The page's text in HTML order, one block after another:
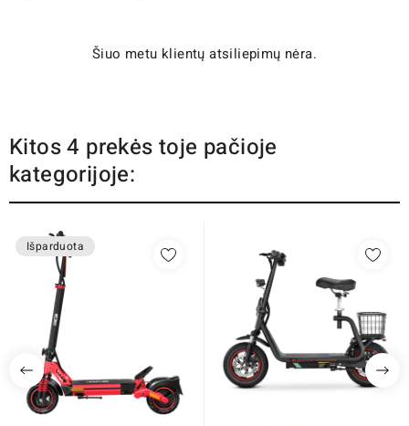
Šiuo metu klientų atsiliepimų nėra.
Kitos 4 prekės toje pačioje
kategorijoje:
Išparduota